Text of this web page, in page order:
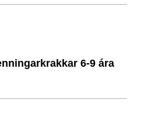
6-9 ára